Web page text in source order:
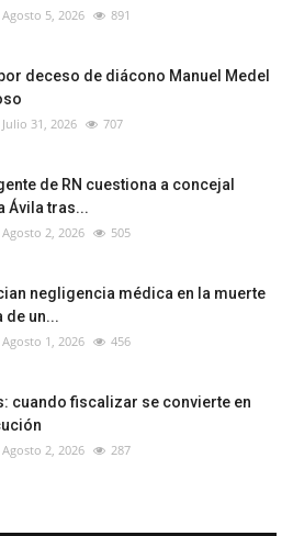
Agosto 5, 2026 891
deceso de diácono Manuel Medel
Julio 31, 2026 707
de RN cuestiona a concejal
Ávila tras...
Agosto 2, 2026 505
negligencia médica en la muerte
de un...
Agosto 1, 2026 456
cuando fiscalizar se convierte en
Agosto 2, 2026 287